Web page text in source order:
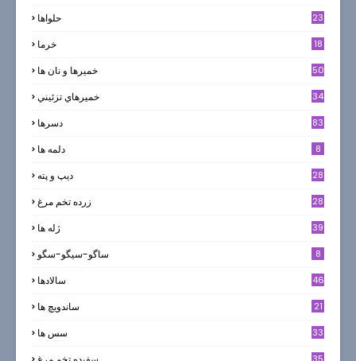
حلواها 23
خرما 18
خميرها و نان ها 50
خميرهاي تزئيني 34
دسرها 83
دلمه ها 8
ديپ و پته 28
زرده تخم مرغ 28
ژله ها 39
ساگو-سیگو-سگو 8
سالادها 46
ساندویچ ها 21
سس ها 33